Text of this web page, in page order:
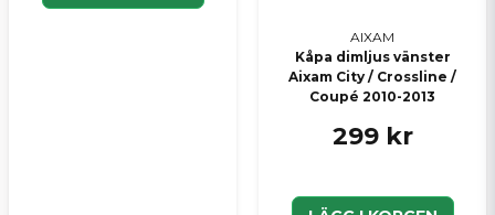
AIXAM
Kåpa dimljus vänster
Aixam City / Crossline /
Coupé 2010-2013
299 kr